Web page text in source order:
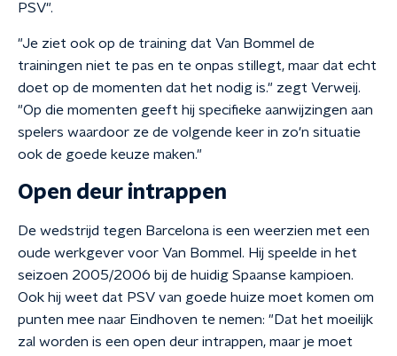
PSV".
"Je ziet ook op de training dat Van Bommel de
trainingen niet te pas en te onpas stillegt, maar dat echt
doet op de momenten dat het nodig is." zegt Verweij.
"Op die momenten geeft hij specifieke aanwijzingen aan
spelers waardoor ze de volgende keer in zo'n situatie
ook de goede keuze maken."
Open deur intrappen
De wedstrijd tegen Barcelona is een weerzien met een
oude werkgever voor Van Bommel. Hij speelde in het
seizoen 2005/2006 bij de huidig Spaanse kampioen.
Ook hij weet dat PSV van goede huize moet komen om
punten mee naar Eindhoven te nemen: "Dat het moeilijk
zal worden is een open deur intrappen, maar je moet